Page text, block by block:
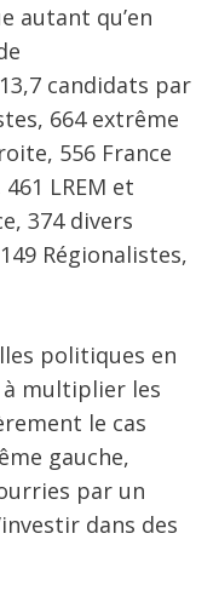
autant qu’en
candidats par
664 extrême
556 France
LREM et
374 divers
Régionalistes,
politiques en
multiplier les
le cas
gauche,
par un
dans des